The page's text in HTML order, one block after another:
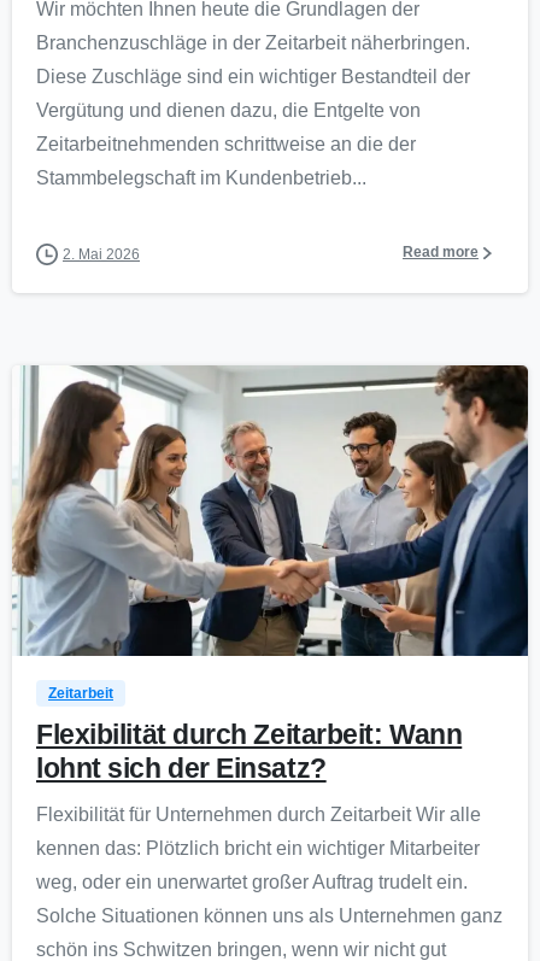
Wir möchten Ihnen heute die Grundlagen der
Branchenzuschläge in der Zeitarbeit näherbringen.
Diese Zuschläge sind ein wichtiger Bestandteil der
Vergütung und dienen dazu, die Entgelte von
Zeitarbeitnehmenden schrittweise an die der
Stammbelegschaft im Kundenbetrieb...
2. Mai 2026 Read more
Zeitarbeit
Flexibilität durch Zeitarbeit: Wann
lohnt sich der Einsatz?
Flexibilität für Unternehmen durch Zeitarbeit Wir alle
kennen das: Plötzlich bricht ein wichtiger Mitarbeiter
weg, oder ein unerwartet großer Auftrag trudelt ein.
Solche Situationen können uns als Unternehmen ganz
schön ins Schwitzen bringen, wenn wir nicht gut